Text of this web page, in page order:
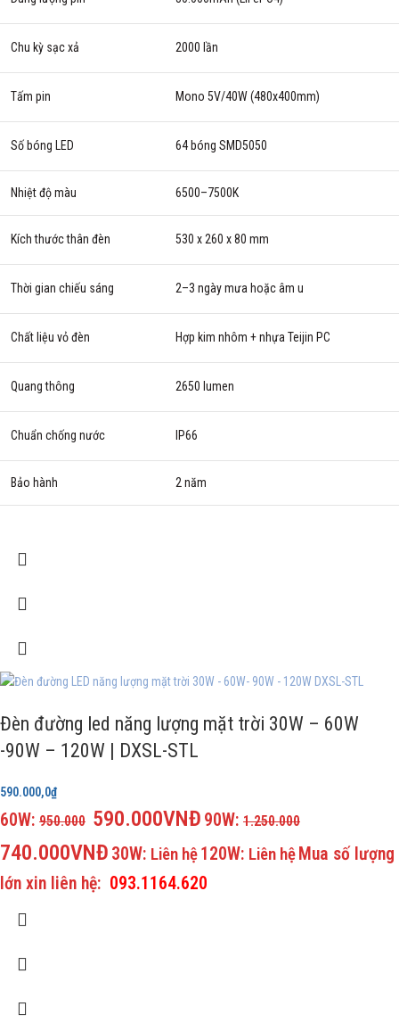
Chu kỳ sạc xả 2000 lần
Tấm pin Mono 5V/40W (480x400mm)
Số bóng LED 64 bóng SMD5050
Nhiệt độ màu 6500–7500K
Kích thước thân đèn 530 x 260 x 80 mm
Thời gian chiếu sáng 2–3 ngày mưa hoặc âm u
Chất liệu vỏ đèn Hợp kim nhôm + nhựa Teijin PC
Quang thông 2650 lumen
Chuẩn chống nước IP66
Bảo hành 2 năm
Đèn đường led năng lượng mặt trời 30W – 60W
-90W – 120W | DXSL-STL
590.000,0₫
60W: 950.000 590.000VNĐ 90W: 1.250.000
740.000VNĐ 30W: Liên hệ120W: Liên hệ Mua số lượng
lớn xin liên hệ: 093.1164.620